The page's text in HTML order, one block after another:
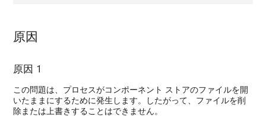
原因
原因 1
この問題は、プロセスがコンポーネント ストアのファイルを開
いたままにするために発生します。したがって、ファイルを削
除または上書きすることはできません。